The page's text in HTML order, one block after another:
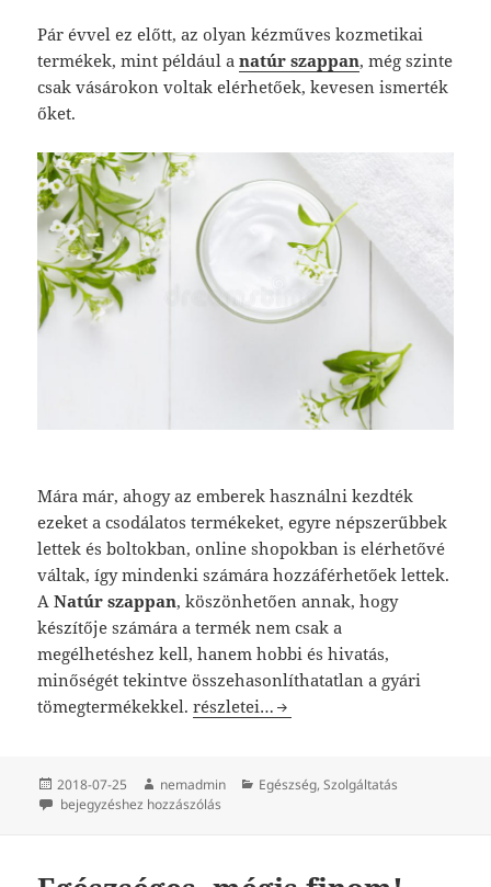
Pár évvel ez előtt, az olyan kézműves kozmetikai
termékek, mint például anatúr szappan, még szinte
csak vásárokon voltak elérhetőek, kevesen ismerték
őket.
Mára már, ahogy az emberek használni kezdték
ezeket a csodálatos termékeket, egyre népszerűbbek
lettek és boltokban, online shopokban is elérhetővé
váltak, így mindenki számára hozzáférhetőek lettek.
ANatúr szappan, köszönhetően annak, hogy
készítője számára a termék nem csak a
megélhetéshez kell, hanem hobbi és hivatás,
minőségét tekintve összehasonlíthatatlan a gyári
tömegtermékekkel.Natúr szappan népszerűsége
részletei…
Közzétéve
2018-07-25 Szerző
nemadmin Kategória
Egészség,Szolgáltatás
Natúr szappan népszerűsége
bejegyzéshez hozzászólás